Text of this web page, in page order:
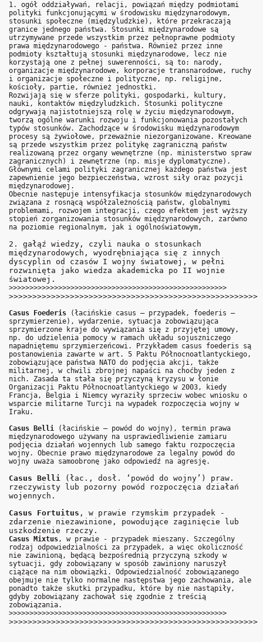
1. ogół oddziaływań, relacji, powiązań między podmiotami
polityki funkcjonującymi w środowisku międzynarodowym,
stosunki społeczne (międzyludzkie), które przekraczają
granice jednego państwa. Stosunki międzynarodowe są
utrzymywane przede wszystkim przez pełnoprawne podmioty
prawa międzynarodowego - państwa. Również przez inne
podmioty kształtują stosunki międzynarodowe, lecz nie
korzystają one z pełnej suwerenności, są to: narody,
organizacje międzynarodowe, korporacje transnarodowe, ruchy
i organizacje społeczne i polityczne, np. religijne,
kościoły, partie, również jednostki.
Rozwijają się w sferze polityki, gospodarki, kultury,
nauki, kontaktów międzyludzkich. Stosunki polityczne
odgrywają najistotniejszą rolę w życiu międzynarodowym,
tworzą ogólne warunki rozwoju i funkcjonowania pozostałych
typów stosunków. Zachodzące w środowisku międzynarodowym
procesy są żywiołowe, przeważnie niezorganizowane. Kreowane
są przede wszystkim przez politykę zagraniczną państw
realizowaną przez organy wewnętrzne (np. ministerstwo spraw
zagranicznych) i zewnętrzne (np. misje dyplomatyczne).
Głównymi celami polityki zagranicznej każdego państwa jest
zapewnienie jego bezpieczeństwa, wzrost siły oraz pozycji
międzynarodowej.
Obecnie następuje intensyfikacja stosunków międzynarodowych
związana z rosnącą współzależnością państw, globalnymi
problemami, rozwojem integracji, czego efektem jest wyższy
stopień zorganizowania stosunków międzynarodowych, zarówno
na poziomie regionalnym, jak i ogólnoświatowym,
2. gałąź wiedzy, czyli nauka o stosunkach
międzynarodowych, wyodrębniająca się z innych
dyscyplin od czasów I wojny światowej, w pełni
rozwinięta jako wiedza akademicka po II wojnie
światowej.
>>>>>>>>>>>>>>>>>>>>>>>>>>>>>>>>>>>>>>>>>>>>>>>>>>>>>
>>>>>>>>>>>>>>>>>>>>>>>>>>>>>>>>>>>>>>>>>>>>>>>>>>>>>
Casus Foederis (łacińskie casus – przypadek, foederis –
sprzymierzenie), wydarzenie, sytuacja zobowiązująca
sprzymierzone kraje do wywiązania się z przyjętej umowy,
np. do udzielenia pomocy w ramach układu sojuszniczego
napadniętemu sprzymierzeńcowi. Przykładem casus foederis są
postanowienia zawarte w art. 5 Paktu Północnoatlantyckiego,
zobowiązujące państwa NATO do podjęcia akcji, także
militarnej, w chwili zbrojnej napaści na choćby jeden z
nich. Zasada ta stała się przyczyną kryzysu w łonie
Organizacji Paktu Północnoatlantyckiego w 2003, kiedy
Francja, Belgia i Niemcy wyraziły sprzeciw wobec wniosku o
wsparcie militarne Turcji na wypadek rozpoczęcia wojny w
Iraku.
Casus Belli (łacińskie – powód do wojny), termin prawa
międzynarodowego używany na usprawiedliwienie zamiaru
podjęcia działań wojennych lub samego faktu rozpoczęcia
wojny. Obecnie prawo międzynarodowe za legalny powód do
wojny uważa samoobronę jako odpowiedź na agresję.
Casus Belli (łac., dosł. ‘powód do wojny’) praw.
rzeczywisty lub pozorny powód rozpoczęcia działań
wojennych.
Casus Fortuitus , w prawie rzymskim przypadek -
zdarzenie niezawinione, powodujące zaginięcie lub
uszkodzenie rzeczy.
Casus Mixtus, w prawie - przypadek mieszany. Szczególny
rodzaj odpowiedzialności za przypadek, a więc okoliczność
nie zawinioną, będącą bezpośrednią przyczyną szkody w
sytuacji, gdy zobowiązany w sposób zawiniony naruszył
ciążące na nim obowiązki. Odpowiedzialność zobowiązanego
obejmuje nie tylko normalne następstwa jego zachowania, ale
ponadto także skutki przypadku, które by nie nastąpiły,
gdyby zobowiązany zachował się zgodnie z treścią
zobowiązania.
>>>>>>>>>>>>>>>>>>>>>>>>>>>>>>>>>>>>>>>>>>>>>>>>>>>>>
>>>>>>>>>>>>>>>>>>>>>>>>>>>>>>>>>>>>>>>>>>>>>>>>>>>>>